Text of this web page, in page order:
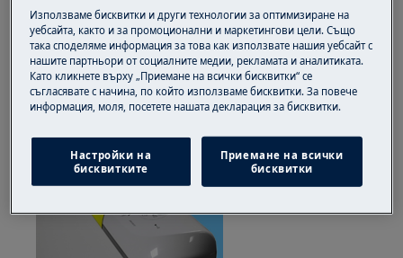
между шкафа и отвертката, за да избегнете
надраскване на боята.
Преместете надолу, за да разширите леко
контролния панел и да откопчаете скобите,
които го фиксират на място.
Използваме бисквитки и други технологии за оптимизиране на
уебсайта, както и за промоционални и маркетингови цели. Също
така споделяме информация за това как използвате нашия уебсайт с
нашите партньори от социалните медии, рекламата и аналитиката.
Като кликнете върху „Приемане на всички бисквитки“ се
съгласявате с начина, по който използваме бисквитки. За повече
информация, моля, посетете нашата декларация за бисквитки.
Настройки на
бисквитките
Приемане на всички
бисквитки